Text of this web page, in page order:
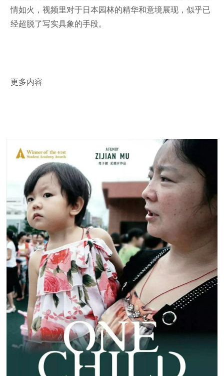
情如火，视频里对于日本园林的精华和意境展现，似乎已
经超脱了写实具象的手段。
更多内容